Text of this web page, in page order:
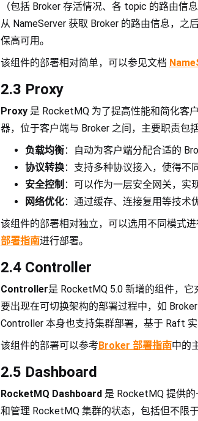
（包括 Broker 存活情况、各 topic 的路由信
从 NameServer 获取 Broker 的路由信息，之
保高可用。
该组件的部署相对简单，可以参见文档
2.3 Proxy
Proxy是 RocketMQ 为了提高性能和简化客
器，位于客户端与 Broker 之间，主要职责包括
负载均衡：自动为客户端分配合适的
协议转换：支持多种协议接入，使得不
安全控制 ：可以作为一层安全网关，实
网络优化：通过缓存、连接复用等技术
该组件的部署相对独立，可以选用不同模式
部署指南进行部署。
2.4 Controller
Controller是 RocketMQ 5.0 新增的组件，
要出现在可切换架构的部署过程中，如
Controller 本身也支持集群部署，基于 Raft 实
该组件的部署可以参考Broker 部署指南中的
2.5 Dashboard
RocketMQ Dashboard是 RocketMQ 提供的
和管理 RocketMQ 集群的状态，包括但不限